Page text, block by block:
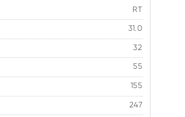
RT
31.0
32
55
155
247